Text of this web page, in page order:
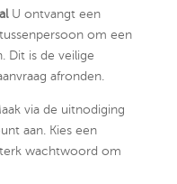
U ontvangt een
om een
Dit is de veilige
afronden.
via de uitnodiging
aan. Kies een
wachtwoord om